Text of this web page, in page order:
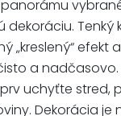
dekoráciu. Tenký
„kreslený“ efekt
a nadčasovo.
uchyťte stred,
Dekorácia je